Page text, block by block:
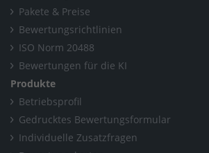
Pakete & Preise
Bewertungsrichtlinien
ISO Norm 20488
Bewertungen für die KI
Produkte
Betriebsprofil
Gedrucktes Bewertungsformular
Individuelle Zusatzfragen